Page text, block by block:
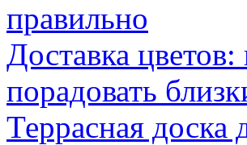
правильно
Доставка
порадовать
Террасная